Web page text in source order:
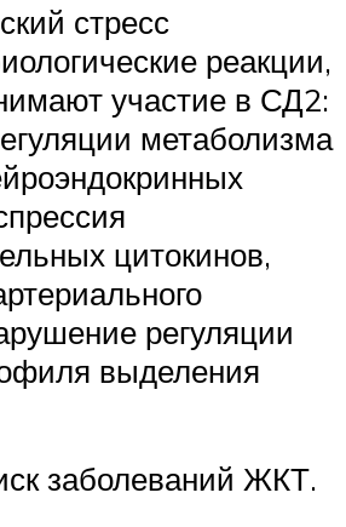
стресс
реакции,
участие в СД2:
метаболизма
цитокинов,
регуляции
выделения
заболеваний ЖКТ.